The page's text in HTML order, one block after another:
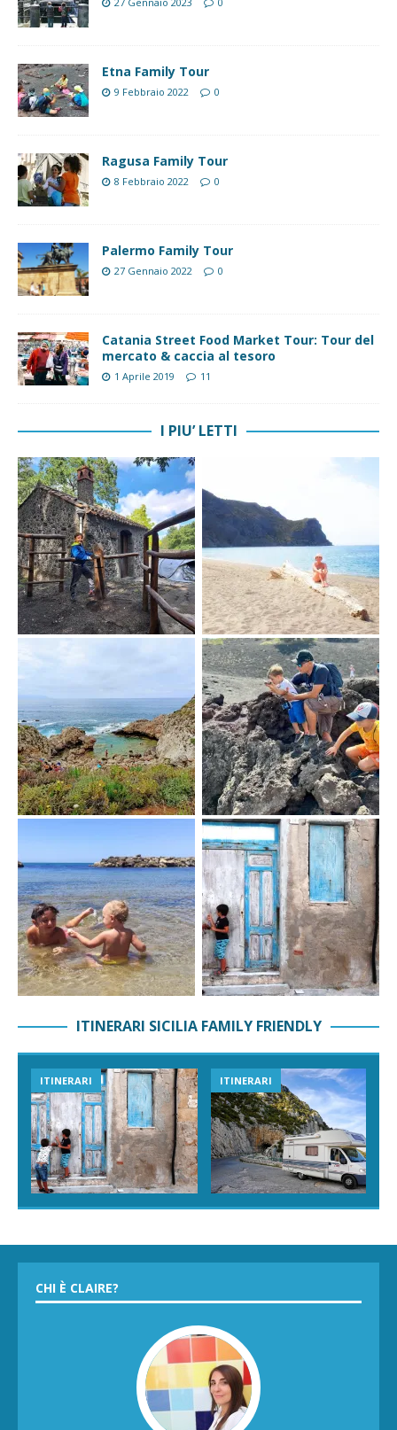
Etna Family Tour
9 Febbraio 2022 0
Ragusa Family Tour
8 Febbraio 2022 0
Palermo Family Tour
27 Gennaio 2022 0
Catania Street Food Market Tour: Tour del
mercato & caccia al tesoro
1 Aprile 2019 11
I PIU’ LETTI
ITINERARI SICILIA FAMILY FRIENDLY
ITINERARI ITINERARI
CHI È CLAIRE?